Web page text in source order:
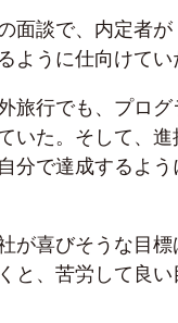
面談で、内定者
ように仕向けてい
旅行でも、プロ
いた。そして、
分で達成するよ
が喜びそうな目
と、苦労して良